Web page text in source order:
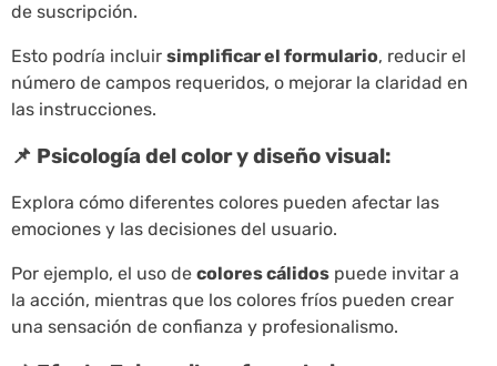
de suscripción.
Esto podría incluir simplificar el formulario, reducir el
número de campos requeridos, o mejorar la claridad en
las instrucciones.
📌 Psicología del color y diseño visual:
Explora cómo diferentes colores pueden afectar las
emociones y las decisiones del usuario.
Por ejemplo, el uso de colores cálidos puede invitar a
la acción, mientras que los colores fríos pueden crear
una sensación de confianza y profesionalismo.